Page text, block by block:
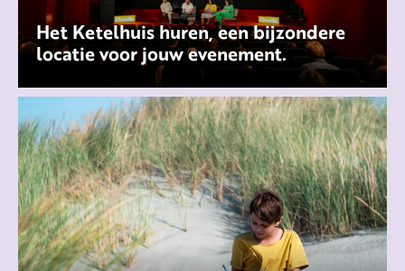
Het Ketelhuis huren, een bijzondere
locatie voor jouw evenement.